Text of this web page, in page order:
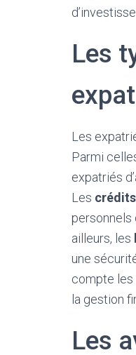
Les
Les
Parmi
expatriés
Les
personnels
ailleurs, les
une
compte les
la gestion
Les